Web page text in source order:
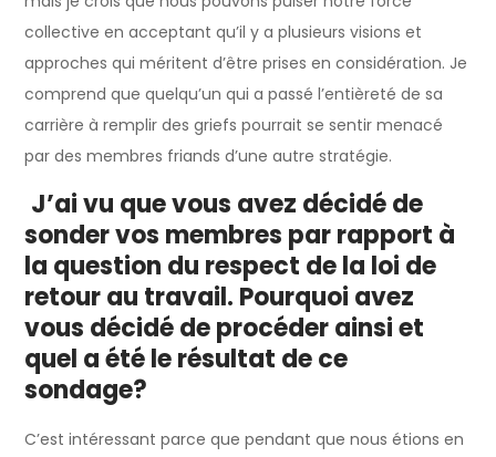
collective en acceptant qu’il y a plusieurs visions et
approches qui méritent d’être prises en considération. Je
comprend que quelqu’un qui a passé l’entièreté de sa
carrière à remplir des griefs pourrait se sentir menacé
par des membres friands d’une autre stratégie.
J’ai vu que vous avez décidé de
sonder vos membres par rapport à
la question du respect de la loi de
retour au travail. Pourquoi avez
vous décidé de procéder ainsi et
quel a été le résultat de ce
sondage?
C’est intéressant parce que pendant que nous étions en